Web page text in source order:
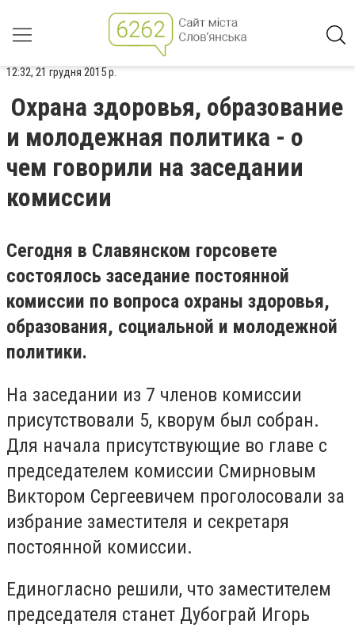
12:32, 21 грудня 2015 р.
Охрана здоровья, образование
и молодежная политика - о
чем говорили на заседании
комиссии
Сегодня в Славянском горсовете
состоялось заседание постоянной
комиссии по вопроса охраны здоровья,
образования, социальной и молодежной
политики.
На заседании из 7 членов комиссии
присутствовали 5, кворум был собран.
Для начала присутствующие во главе с
председателем комиссии Смирновым
Виктором Сергеевичем проголосовали за
избрание заместителя и секретаря
постоянной комиссии.
Единогласно решили, что заместителем
председателя станет Дубограй Игорь